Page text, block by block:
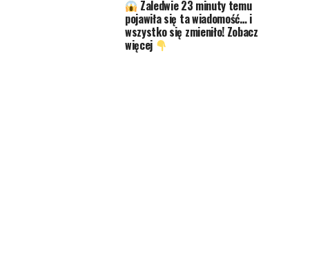
Zaledwie 23 minuty temu
pojawiła się ta wiadomość… i
wszystko się zmieniło! Zobacz
więcej